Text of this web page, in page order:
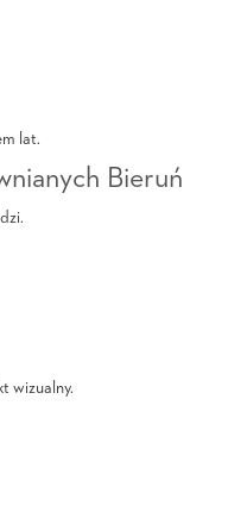
lat.
Bieruń
wizualny.